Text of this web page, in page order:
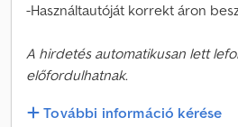
-Használtautóját korrekt áron
A hirdetés automatikusan lett
előfordulhatnak.
További információ kérése